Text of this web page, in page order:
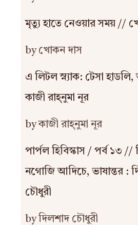
মৃত্যু হাতে নেওয়ার সময় //
by খোকন দাস
এ লিটল স্ন্যাক: টেসা
কাজী রাহ্‌নুমা নূর
by কাজী রাহ্‌নুমা নূর
পার্পল হিবিস্কাস / পর্ব ১৩ //
নগোজি আদিচে, ভাষান্তর :
চৌধুরী
by দিলশাদ চৌধুরী